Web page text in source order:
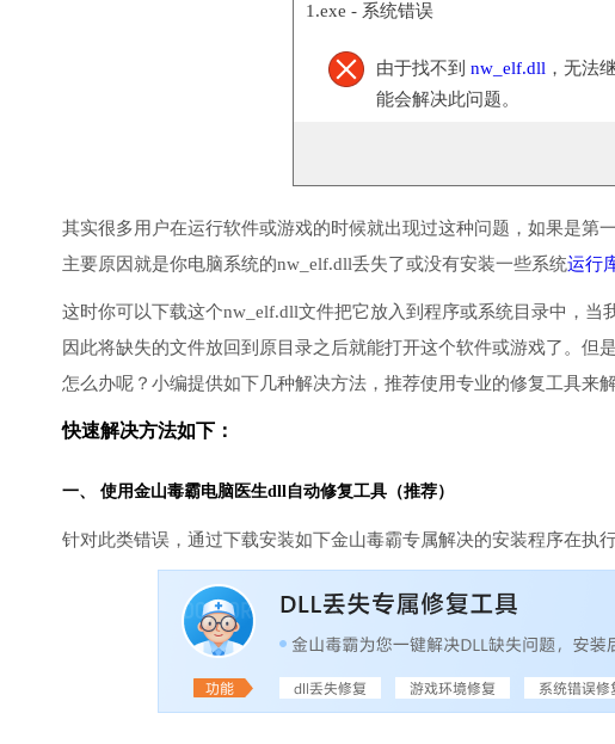
1.exe - 系统错误
由于找不到 nw_elf.dll ，无法
能会解决此问题。
其实很多用户在运行软件或游戏的时候就出现过这种问题，如果是第
主要原因就是你电脑系统的nw_elf.dll丢失了或没有安装一些系统运行
这时你可以下载这个nw_elf.dll文件把它放入到程序或系统目录中，当
因此将缺失的文件放回到原目录之后就能打开这个软件或游戏了。
怎么办呢？小编提供如下几种解决方法，推荐使用专业的修复工具来
快速解决方法如下：
一、 使用金山毒霸电脑医生dll自动修复工具（推荐）
针对此类错误，通过下载安装如下金山毒霸专属解决的安装程序在执